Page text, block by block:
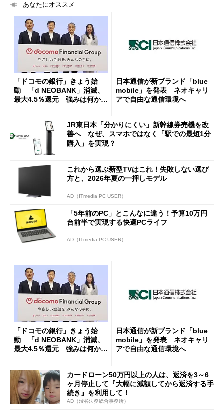
あなたにオススメ
「ドコモの銀行」きょう始
動 「d NEOBANK」消滅、
最大4.5％還元 強みは何か解
日本通信が新ブランド「blue
mobile」を発表 ネオキャリ
アで自由な通信環境へ
JR東日本「分かりにくい」新幹線券売機を改
善へ なぜ、スマホではなく「駅での最短1分
購入」を実現？
これから選ぶ新型TVはこれ！失敗しない選び
方と、2026年夏の一押しモデル
AD（ITmedia PC USER）
「5年前のPC」とこんなに違う！予算10万円
台前半で実現する快適PCライフ
AD（ITmedia PC USER）
「ドコモの銀行」きょう始
動 「d NEOBANK」消滅、
最大4.5％還元 強みは何か解
日本通信が新ブランド「blue
mobile」を発表 ネオキャリ
アで自由な通信環境へ
カードローン50万円以上の人は、返済を3～6
ヶ月停止して『大幅に減額してから返済する手
続き』を利用して！
AD（渋谷法務総合事務所）